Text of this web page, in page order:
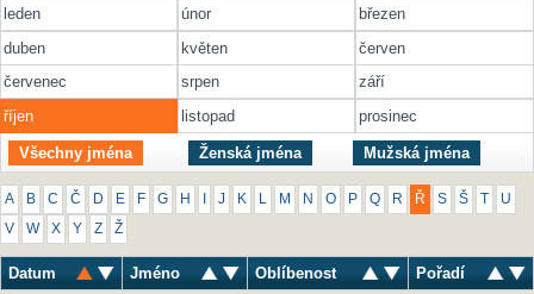
leden únor
březen
duben
květen
červen
červenec
srpen
září
říjen
listopad prosinec
Všechny jména Ženská jména Mužská jména
A B C Č D E F G H J K M N O P Q R Ř S Š U
V W X Y Z Ž
Datum Jméno Oblíbenost Pořadí